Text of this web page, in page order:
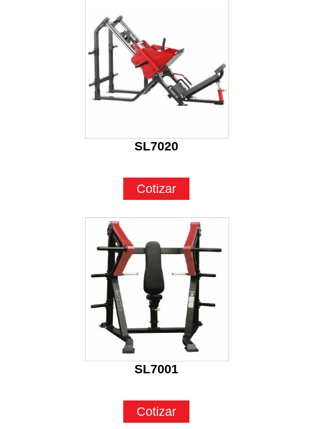
SL7020
Cotizar
SL7001
Cotizar